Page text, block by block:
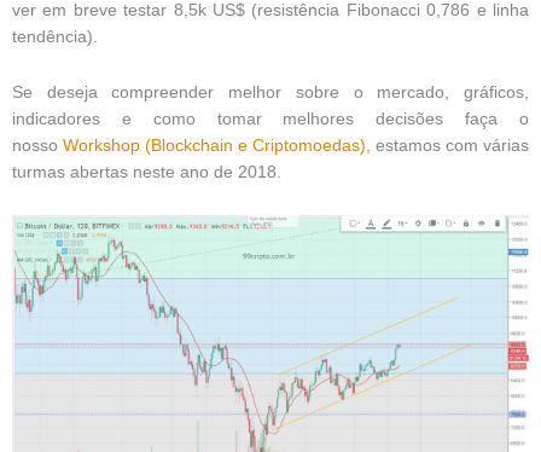
ver em breve testar 8,5k US$ (resistência Fibonacci 0,786 e linha
tendência).
Se deseja compreender melhor sobre o mercado, gráficos,
indicadores e como tomar melhores decisões faça o
nosso Workshop (Blockchain e Criptomoedas), estamos com várias
turmas abertas neste ano de 2018.